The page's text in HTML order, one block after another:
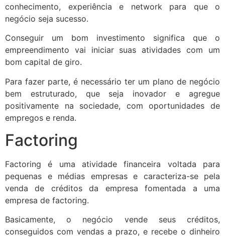
conhecimento, experiência e network para que o
negócio seja sucesso.
Conseguir um bom investimento significa que o
empreendimento vai iniciar suas atividades com um
bom capital de giro.
Para fazer parte, é necessário ter um plano de negócio
bem estruturado, que seja inovador e agregue
positivamente na sociedade, com oportunidades de
empregos e renda.
Factoring
Factoring é uma atividade financeira voltada para
pequenas e médias empresas e caracteriza-se pela
venda de créditos da empresa fomentada a uma
empresa de factoring.
Basicamente, o negócio vende seus créditos,
conseguidos com vendas a prazo, e recebe o dinheiro